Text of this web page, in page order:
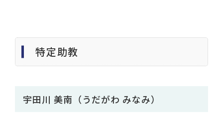
特定助教
宇田川 美南（うだがわ みなみ）